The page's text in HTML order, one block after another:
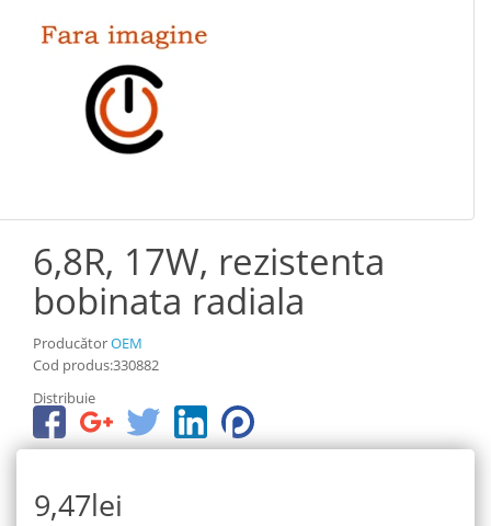
6,8R, 17W, rezistenta
bobinata radiala
ProducătorOEM
Cod produs:330882
Distribuie
9,47lei